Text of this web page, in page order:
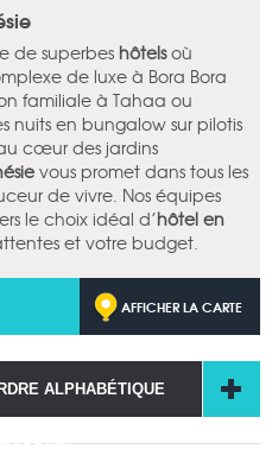
de superbes hôtelsoù
de luxe à Bora Bora
familiale à Tahaa ou
nuits en bungalow sur pilotis
cœur des jardins
vous promet dans tous les
de vivre. Nos équipes
le choix idéal d’hôtel en
et votre budget.
AFFICHER LA CARTE
ALPHABÉTIQUE